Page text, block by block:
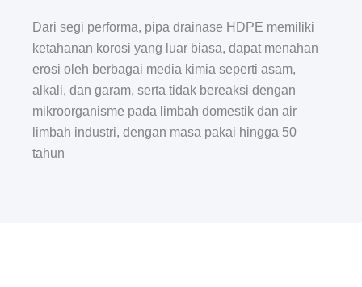
Dari segi performa, pipa drainase HDPE memiliki
ketahanan korosi yang luar biasa, dapat menahan
erosi oleh berbagai media kimia seperti asam,
alkali, dan garam, serta tidak bereaksi dengan
mikroorganisme pada limbah domestik dan air
limbah industri, dengan masa pakai hingga 50
tahun